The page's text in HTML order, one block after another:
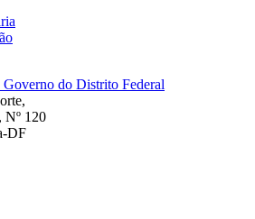
Governo do Distrito Federal
Nº 120
DF